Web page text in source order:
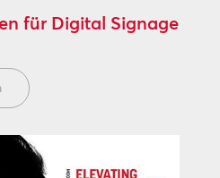
für Digital Signage